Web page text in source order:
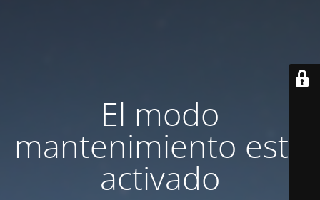
El modo
mantenimiento está
activado